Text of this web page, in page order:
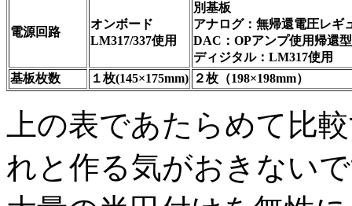
電源回路
オンボード
LM317/337使用
別基板
アナログ：無帰還電圧レギ
DAC：OPアンプ使用帰還
ディジタル：LM317使用
基板枚数
１枚(145×175mm) ２枚（198×198mm）
上の表であたらめて比
れと作る気がおきない